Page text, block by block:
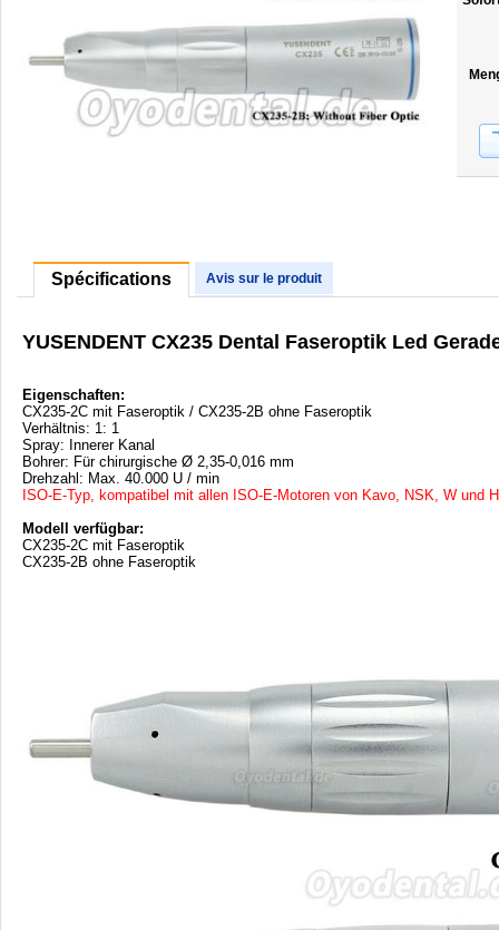
Spécifications Avis sur le produit
YUSENDENT CX235 Dental Faseroptik Led
Eigenschaften:
CX235-2C mit Faseroptik / CX235-2B ohne Faseroptik
Verhältnis: 1: 1
Spray: Innerer Kanal
Bohrer: Für chirurgische Ø 2,35-0,016 mm
Drehzahl: Max. 40.000 U / min
ISO-E-Typ, kompatibel mit allen ISO-E-Motoren von Kavo, NSK, W und
Modell verfügbar:
CX235-2C mit Faseroptik
CX235-2B ohne Faseroptik